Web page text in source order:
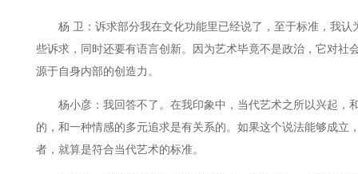
杨 卫：诉求部分我在文化功能里已经说了，至于标准，我认
些诉求，同时还要有语言创新。因为艺术毕竟不是政治，它对社
源于自身内部的创造力。
杨小彦：我回答不了。在我印象中，当代艺术之所以兴起，
的，和一种情感的多元追求是有关系的。如果这个说法能够成立
者，就算是符合当代艺术的标准。